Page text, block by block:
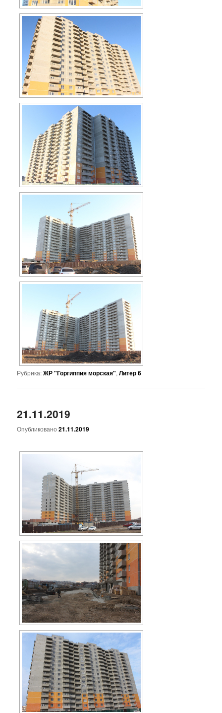
Рубрика:ЖР "Горгиппия морская",Литер 6
21.11.2019
Опубликовано21.11.2019